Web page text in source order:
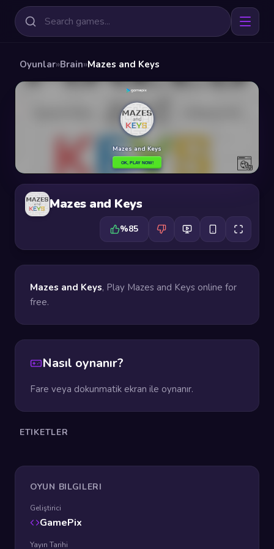
Oyunlar»Brain»Mazes and Keys
Mazes and Keys
%85
Mazes and Keys, Play Mazes and Keys online for
free.
Nasıl oynanır?
Fare veya dokunmatik ekran ile oynanır.
ETIKETLER
OYUN BILGILERI
Geliştirici
GamePix
Yayın Tarihi